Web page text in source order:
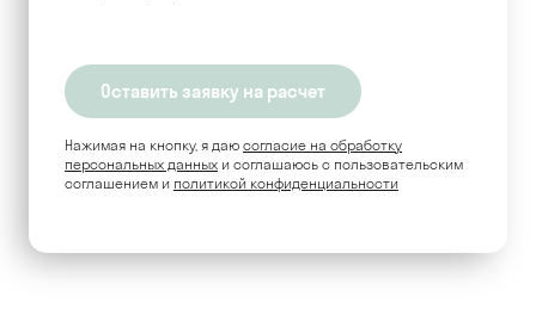
Нажимая на кнопку, я даю согласие на обработку
персональных данных и соглашаюсь c пользовательским
соглашением и политикой конфиденциальности